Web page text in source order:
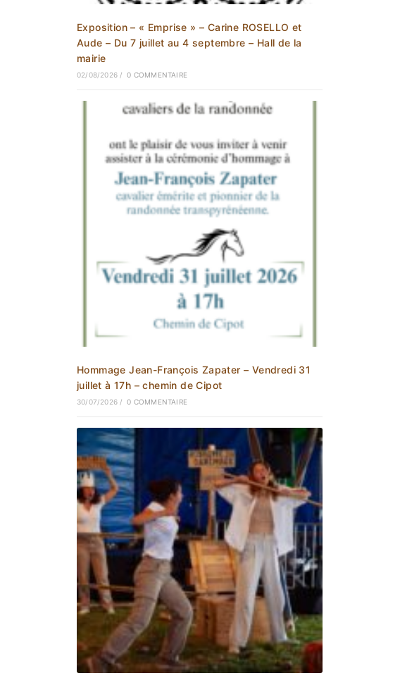
Exposition – « Emprise » – Carine ROSELLO et
Aude – Du 7 juillet au 4 septembre – Hall de la
mairie
02/08/2026 / 0 COMMENTAIRE
Hommage Jean-François Zapater – Vendredi 31
juillet à 17h – chemin de Cipot
30/07/2026 / 0 COMMENTAIRE